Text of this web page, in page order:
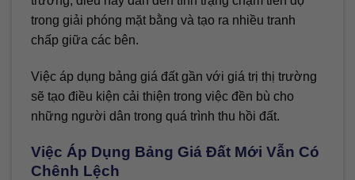
trong giải phóng mặt bằng và tạo ra nhiều tranh
chấp giữa các bên.
Việc áp dụng bảng giá đất gần với giá trị thị trường
sẽ tạo điều kiện cải thiện trong việc đền bù cho
những người dân trong quá trình thu hồi đất.
Việc Áp Dụng Bảng Giá Đất Mới Vẫn Có
Chênh Lệch